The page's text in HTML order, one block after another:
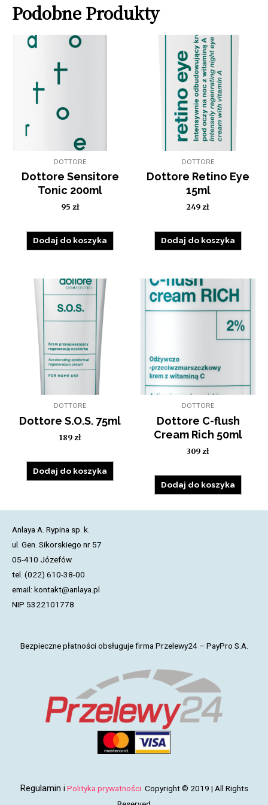
Podobne Produkty
DOTTORE
Dottore Sensitore
Tonic 200ml
95 zł
Dodaj do koszyka
DOTTORE
Dottore Retino Eye
15ml
249 zł
Dodaj do koszyka
DOTTORE
Dottore S.O.S. 75ml
189 zł
Dodaj do koszyka
DOTTORE
Dottore C-flush
Cream Rich 50ml
309 zł
Dodaj do koszyka
Anlaya A. Rypina sp. k.
ul. Gen. Sikorskiego nr 57
05-410 Józefów
tel. (022) 610-38-00
email: kontakt@anlaya.pl
NIP 5322101778
Bezpieczne płatności obsługuje firma Przelewy24 – PayPro S.A.
Regulamin i Polityka prywatności Copyright © 2019 | All Rights